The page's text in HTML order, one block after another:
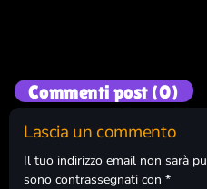
Commenti post (0)
Lascia un commento
Il tuo indirizzo email non sarà
sono contrassegnati con *